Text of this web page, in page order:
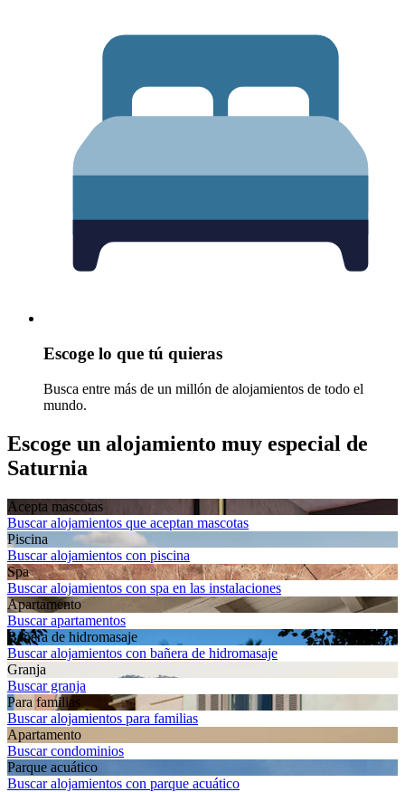
Escoge lo que tú quieras
Busca entre más de un millón de alojamientos de todo el
mundo.
Escoge un alojamiento muy especial de
Saturnia
Acepta mascotas
Buscar alojamientos que aceptan mascotas
Piscina
Buscar alojamientos con piscina
Spa
Buscar alojamientos con spa en las instalaciones
Apartamento
Buscar apartamentos
Bañera de hidromasaje
Buscar alojamientos con bañera de hidromasaje
Granja
Buscar granja
Para familias
Buscar alojamientos para familias
Apartamento
Buscar condominios
Parque acuático
Buscar alojamientos con parque acuático